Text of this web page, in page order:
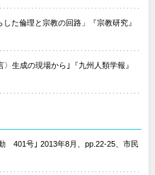
た倫理と宗教の回路」『宗教研究』
生成の現場から｣『九州人類学報』
401号｣ 2013年8月、pp.22-25、市民